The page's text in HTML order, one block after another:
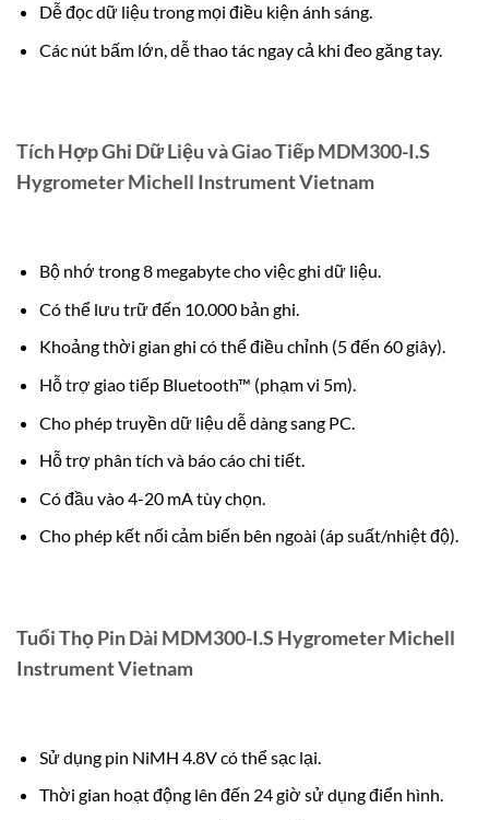
Dễ đọc dữ liệu trong mọi điều kiện ánh sáng.
Các nút bấm lớn, dễ thao tác ngay cả khi đeo găng tay.
Tích Hợp Ghi Dữ Liệu và Giao Tiếp MDM300-I.S
Hygrometer Michell Instrument Vietnam
Bộ nhớ trong 8 megabyte cho việc ghi dữ liệu.
Có thể lưu trữ đến 10.000 bản ghi.
Khoảng thời gian ghi có thể điều chỉnh (5 đến 60 giây).
Hỗ trợ giao tiếp Bluetooth™ (phạm vi 5m).
Cho phép truyền dữ liệu dễ dàng sang PC.
Hỗ trợ phân tích và báo cáo chi tiết.
Có đầu vào 4-20 mA tùy chọn.
Cho phép kết nối cảm biến bên ngoài (áp suất/nhiệt độ).
Tuổi Thọ Pin Dài MDM300-I.S Hygrometer Michell
Instrument Vietnam
Sử dụng pin NiMH 4.8V có thể sạc lại.
Thời gian hoạt động lên đến 24 giờ sử dụng điển hình.